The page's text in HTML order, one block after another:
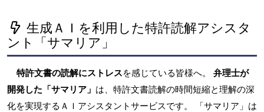
生成ＡＩを利用した特許読解アシスタ
ント「サマリア」
特許文書の読解にストレスを感じている皆様へ。 弁理士が
開発した「サマリア」 は、特許文書読解の時間短縮と理解の深
化を実現するＡＩアシスタントサービスです。 「サマリア」は